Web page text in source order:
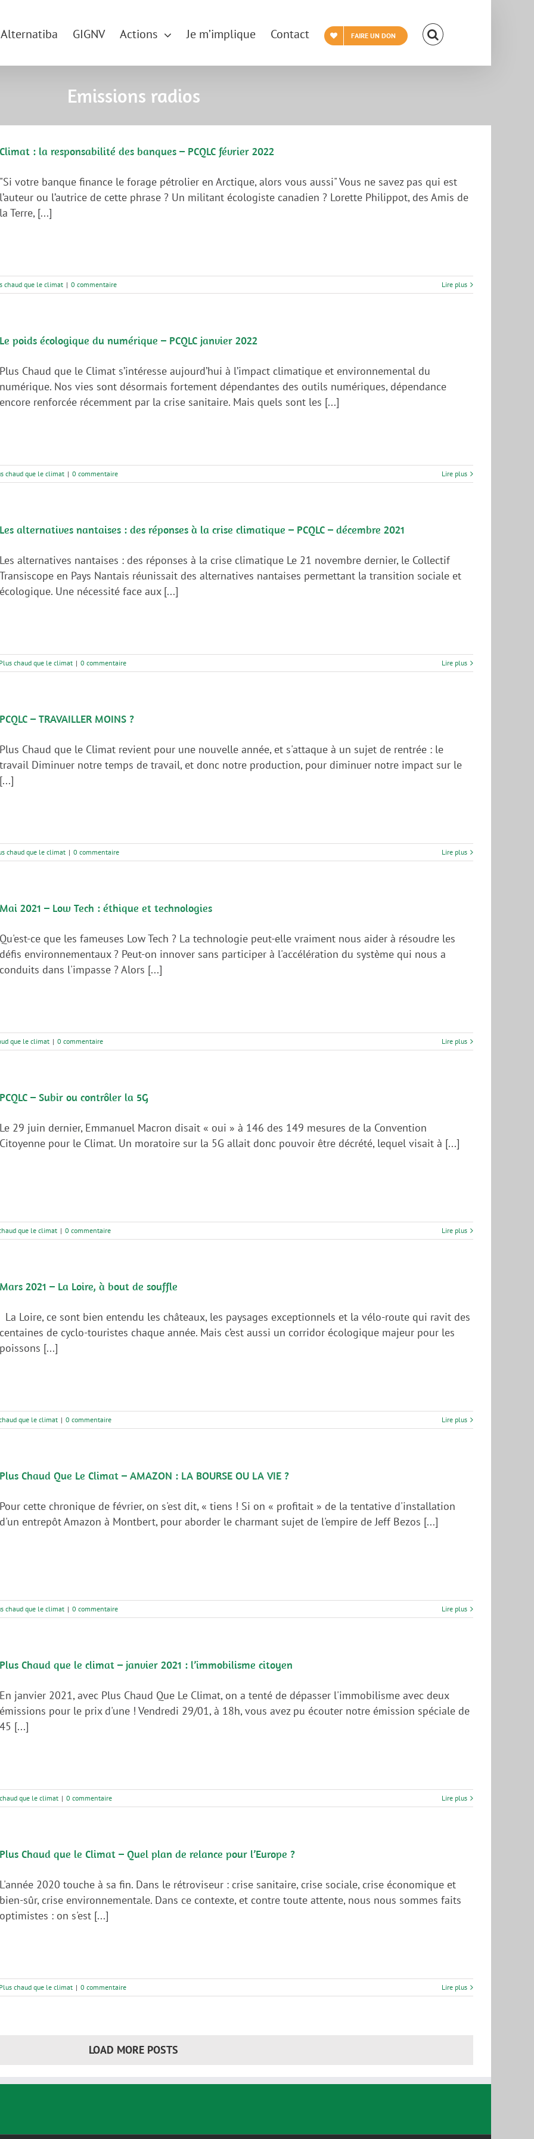
Alternatiba GIGNV Actions Je m’implique Contact FAIRE UN DON
Emissions radios
Climat : la responsabilité des banques – PCQLC février 2022
"Si votre banque finance le forage pétrolier en Arctique, alors vous aussi" Vous ne savez pas qui est
l’auteur ou l’autrice de cette phrase ? Un militant écologiste canadien ? Lorette Philippot, des Amis de
la Terre, [...]
chaud que le climat | 0 commentaire Lire plus
Le poids écologique du numérique – PCQLC janvier 2022
Plus Chaud que le Climat s’intéresse aujourd’hui à l’impact climatique et environnemental du
numérique. Nos vies sont désormais fortement dépendantes des outils numériques, dépendance
encore renforcée récemment par la crise sanitaire. Mais quels sont les [...]
chaud que le climat | 0 commentaire Lire plus
Les alternatives nantaises : des réponses à la crise climatique – PCQLC – décembre 2021
Les alternatives nantaises : des réponses à la crise climatique Le 21 novembre dernier, le Collectif
Transiscope en Pays Nantais réunissait des alternatives nantaises permettant la transition sociale et
écologique. Une nécessité face aux [...]
Plus chaud que le climat | 0 commentaire Lire plus
PCQLC – TRAVAILLER MOINS ?
Plus Chaud que le Climat revient pour une nouvelle année, et s'attaque à un sujet de rentrée : le
travail Diminuer notre temps de travail, et donc notre production, pour diminuer notre impact sur le
[...]
chaud que le climat | 0 commentaire Lire plus
Mai 2021 – Low Tech : éthique et technologies
Qu'est-ce que les fameuses Low Tech ? La technologie peut-elle vraiment nous aider à résoudre les
défis environnementaux ? Peut-on innover sans participer à l'accélération du système qui nous a
conduits dans l'impasse ? Alors [...]
que le climat | 0 commentaire Lire plus
PCQLC – Subir ou contrôler la 5G
Le 29 juin dernier, Emmanuel Macron disait « oui » à 146 des 149 mesures de la Convention
Citoyenne pour le Climat. Un moratoire sur la 5G allait donc pouvoir être décrété, lequel visait à [...]
que le climat | 0 commentaire Lire plus
Mars 2021 – La Loire, à bout de souffle
La Loire, ce sont bien entendu les châteaux, les paysages exceptionnels et la vélo-route qui ravit des
centaines de cyclo-touristes chaque année. Mais c’est aussi un corridor écologique majeur pour les
poissons [...]
que le climat | 0 commentaire Lire plus
Plus Chaud Que Le Climat – AMAZON : LA BOURSE OU LA VIE ?
Pour cette chronique de février, on s'est dit, « tiens ! Si on « profitait » de la tentative d'installation
d'un entrepôt Amazon à Montbert, pour aborder le charmant sujet de l'empire de Jeff Bezos [...]
chaud que le climat | 0 commentaire Lire plus
Plus Chaud que le climat – janvier 2021 : l’immobilisme citoyen
En janvier 2021, avec Plus Chaud Que Le Climat, on a tenté de dépasser l'immobilisme avec deux
émissions pour le prix d'une ! Vendredi 29/01, à 18h, vous avez pu écouter notre émission spéciale de
45 [...]
que le climat | 0 commentaire Lire plus
Plus Chaud que le Climat – Quel plan de relance pour l’Europe ?
L'année 2020 touche à sa fin. Dans le rétroviseur : crise sanitaire, crise sociale, crise économique et
bien-sûr, crise environnementale. Dans ce contexte, et contre toute attente, nous nous sommes faits
optimistes : on s'est [...]
Plus chaud que le climat | 0 commentaire Lire plus
LOAD MORE POSTS